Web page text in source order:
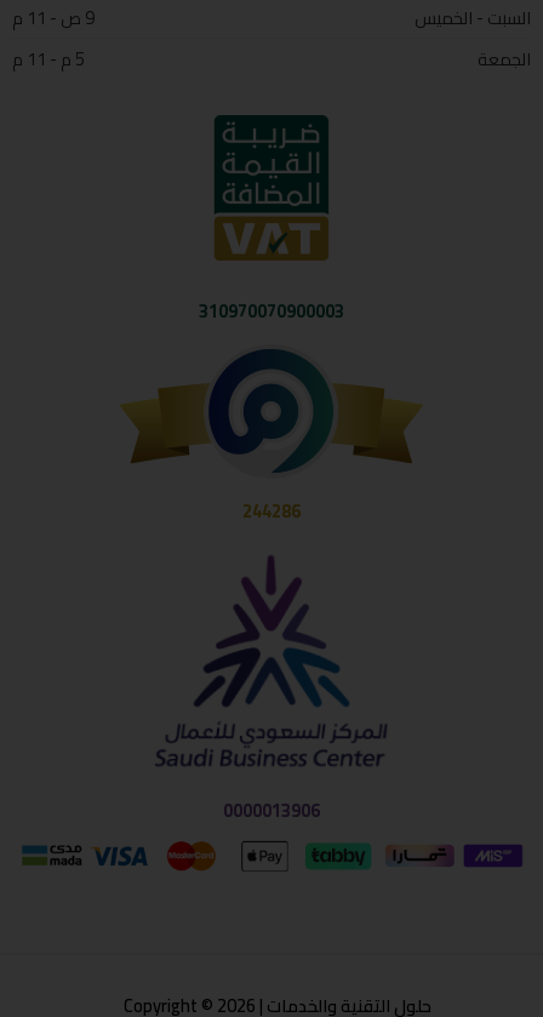
السبت - الخميس
9 ص - 11 م
الجمعة
5 م - 11 م
310970070900003
244286
0000013906
حلول التقنية والخدمات | Copyright © 2026